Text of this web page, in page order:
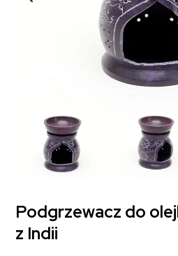
Podgrzewacz do
z Indii